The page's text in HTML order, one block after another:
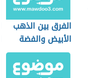
الفرق بين الذهب
الأبيض والفضة